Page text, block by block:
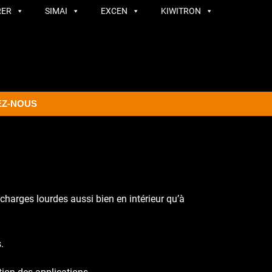
SIMAI EXCEN KIWITRON
NOUS
lourdes aussi bien en intérieur qu’à